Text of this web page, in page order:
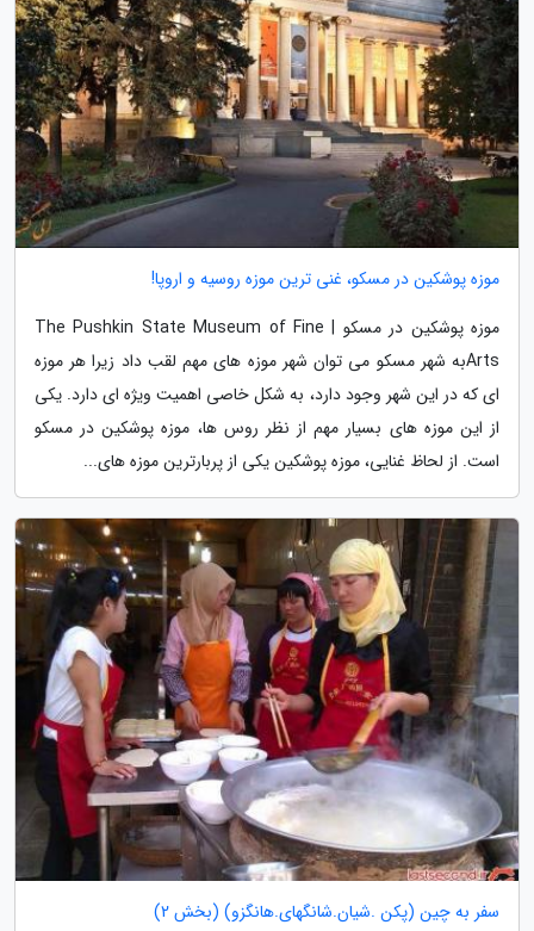
موزه پوشکین در مسکو، غنی ترین موزه روسیه و اروپا!
موزه پوشکین در مسکو | The Pushkin State Museum of Fine
Artsبه شهر مسکو می توان شهر موزه های مهم لقب داد زیرا هر موزه
ای که در این شهر وجود دارد، به شکل خاصی اهمیت ویژه ای دارد. یکی
از این موزه های بسیار مهم از نظر روس ها، موزه پوشکین در مسکو
است. از لحاظ غنایی، موزه پوشکین یکی از پربارترین موزه های...
سفر به چین (پکن .شیان.شانگهای.هانگزو) (بخش 2)